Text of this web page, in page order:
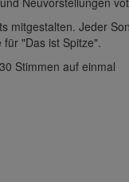
mitgestalten. Jeder
"Das ist Spitze".
Stimmen auf einmal